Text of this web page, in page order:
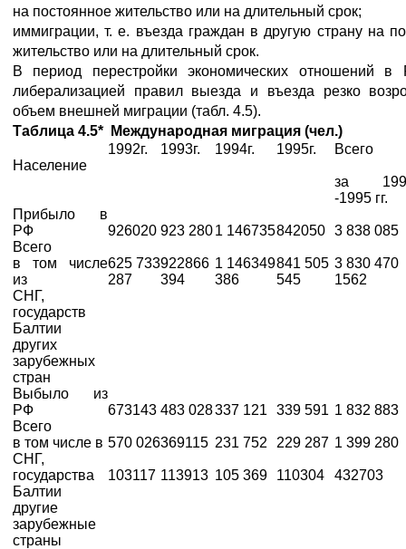
на постоянное жительство или на длительный срок;
иммиграции, т. е. въезда граждан в другую страну на
жительство или на длительный срок.
В период перестройки экономических отношений в
либерализацией правил выезда и въезда резко
объем внешней миграции (табл. 4.5).
Таблица 4.5* Международная миграция (чел.)
Население
1992г. 1993г. 1994г. 1995г. Всего
за
-1995 гг.
Прибыло в
РФ
Всего
в том числе
из
СНГ,
государств
Балтии
других
зарубежных
стран
926020
625 733
287
923 280
922866
394
1 146735
1 146349
386
842050
841 505
545
3 838 085
3 830 470
1562
Выбыло из
РФ
Всего
в том числе в
СНГ,
государства
Балтии
другие
зарубежные
страны
673143
570 026
103117
483 028
369115
113913
337 121
231 752
105 369
339 591
229 287
110304
1 832 883
1 399 280
432703